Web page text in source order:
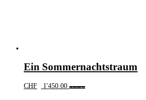
Ein Sommernachtstraum
CHF 1'450.00 In den Warenkorb